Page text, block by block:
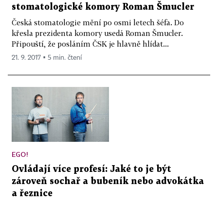
stomatologické komory Roman Šmucler
Česká stomatologie mění po osmi letech šéfa. Do
křesla prezidenta komory usedá Roman Šmucler.
Připouští, že posláním ČSK je hlavně hlídat...
21. 9. 2017 ▪ 5 min. čtení
EGO!
Ovládají více profesí: Jaké to je být
zároveň sochař a bubeník nebo advokátka
a řeznice